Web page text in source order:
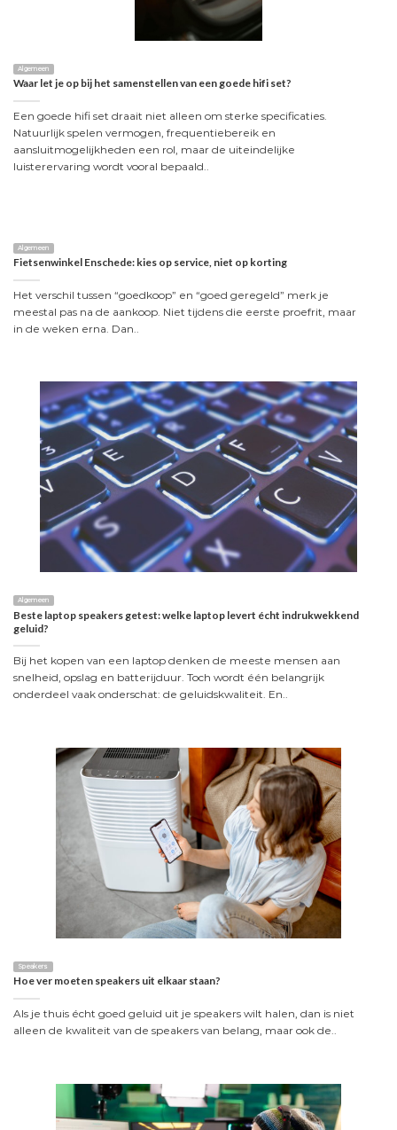
Algemeen
Waar let je op bij het samenstellen van een goede hifi set?
Een goede hifi set draait niet alleen om sterke specificaties.
Natuurlijk spelen vermogen, frequentiebereik en
aansluitmogelijkheden een rol, maar de uiteindelijke
luisterervaring wordt vooral bepaald..
Algemeen
Fietsenwinkel Enschede: kies op service, niet op korting
Het verschil tussen “goedkoop” en “goed geregeld” merk je
meestal pas na de aankoop. Niet tijdens die eerste proefrit, maar
in de weken erna. Dan..
Algemeen
Beste laptop speakers getest: welke laptop levert écht indrukwekkend
geluid?
Bij het kopen van een laptop denken de meeste mensen aan
snelheid, opslag en batterijduur. Toch wordt één belangrijk
onderdeel vaak onderschat: de geluidskwaliteit. En..
Speakers
Hoe ver moeten speakers uit elkaar staan?
Als je thuis écht goed geluid uit je speakers wilt halen, dan is niet
alleen de kwaliteit van de speakers van belang, maar ook de..